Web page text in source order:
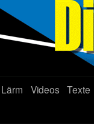
Lärm Videos Texte